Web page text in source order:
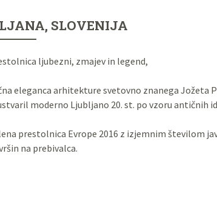
SLOVENIJA
ljubezni, zmajev in legend,
eleganca arhitekture svetovno znanega Jožeta
moderno Ljubljano 20. st. po vzoru antičnih
prestolnica Evrope 2016 z izjemnim številom
na prebivalca.